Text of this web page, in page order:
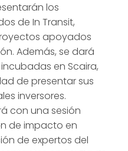
los
de In Transit,
apoyados
Además, se dará
en Scaira,
de presentar sus
inversores.
con una sesión
de impacto en
de expertos del